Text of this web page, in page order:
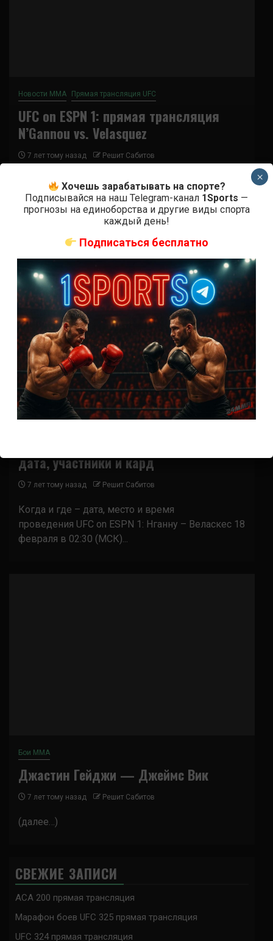
Новости ММА Прямая трансляция UFC
UFC on ESPN 1: прямая трансляция
N’Gannou vs. Velasquez
7 лет тому назад Решит Сабитов
Где и когда смотреть трансляцию UFC on ESPN 1:
Нганну – Веласкес 18 февраля в 01:30 (МСК) на
арене Токинг Стик...
дата, участники и кард
7 лет тому назад Решит Сабитов
Когда и где – дата, место и время
проведения UFC on ESPN 1: Нганну – Веласкес 18
февраля в 02:30 (МСК)...
Бои ММА
Джастин Гейджи — Джеймс Вик
7 лет тому назад Решит Сабитов
(далее…)
СВЕЖИЕ ЗАПИСИ
ACA 200 прямая трансляция
Марафон боев UFC 325 прямая трансляция
UFC 324 прямая трансляция
Хочешь зарабатывать на спорте?
Подписывайся на наш Telegram-канал 1Sports —
прогнозы на единоборства и другие виды спорта
каждый день!
Подписаться бесплатно
×